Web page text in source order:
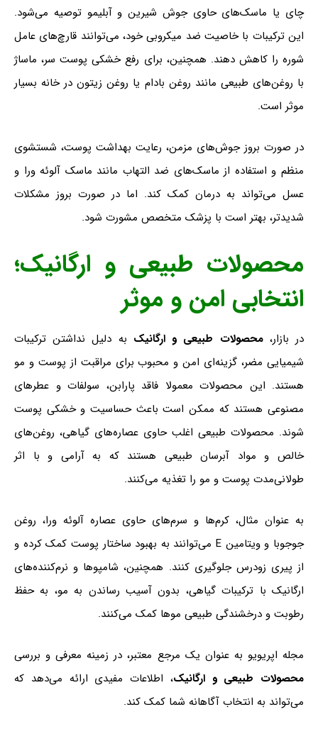
چای یا ماسک‌های حاوی جوش شیرین و آبلیمو توصیه می‌شود.
این ترکیبات با خاصیت ضد میکروبی خود، می‌توانند قارچ‌های عامل
شوره را کاهش دهند. همچنین، برای رفع خشکی پوست سر، ماساژ
با روغن‌های طبیعی مانند روغن بادام یا روغن زیتون در خانه بسیار
موثر است.
در صورت بروز جوش‌های مزمن، رعایت بهداشت پوست، شستشوی
منظم و استفاده از ماسک‌های ضد التهاب مانند ماسک آلوئه ورا و
عسل می‌تواند به درمان کمک کند. اما در صورت بروز مشکلات
شدیدتر، بهتر است با پزشک متخصص مشورت شود.
محصولات طبیعی و ارگانیک؛
انتخابی امن و موثر
در بازار،محصولات طبیعی و ارگانیک به دلیل نداشتن ترکیبات
شیمیایی مضر، گزینه‌ای امن و محبوب برای مراقبت از پوست و مو
هستند. این محصولات معمولا فاقد پارابن، سولفات و عطرهای
مصنوعی هستند که ممکن است باعث حساسیت و خشکی پوست
شوند. محصولات طبیعی اغلب حاوی عصاره‌های گیاهی، روغن‌های
خالص و مواد آبرسان طبیعی هستند که به آرامی و با اثر
طولانی‌مدت پوست و مو را تغذیه می‌کنند.
به عنوان مثال، کرم‌ها و سرم‌های حاوی عصاره آلوئه ورا، روغن
جوجوبا و ویتامین E می‌توانند به بهبود ساختار پوست کمک کرده و
از پیری زودرس جلوگیری کنند. همچنین، شامپوها و نرم‌کننده‌های
ارگانیک با ترکیبات گیاهی، بدون آسیب رساندن به مو، به حفظ
رطوبت و درخشندگی طبیعی موها کمک می‌کنند.
مجله اپریویو به عنوان یک مرجع معتبر، در زمینه معرفی و بررسی
محصولات طبیعی و ارگانیک، اطلاعات مفیدی ارائه می‌دهد که
می‌تواند به انتخاب آگاهانه شما کمک کند.